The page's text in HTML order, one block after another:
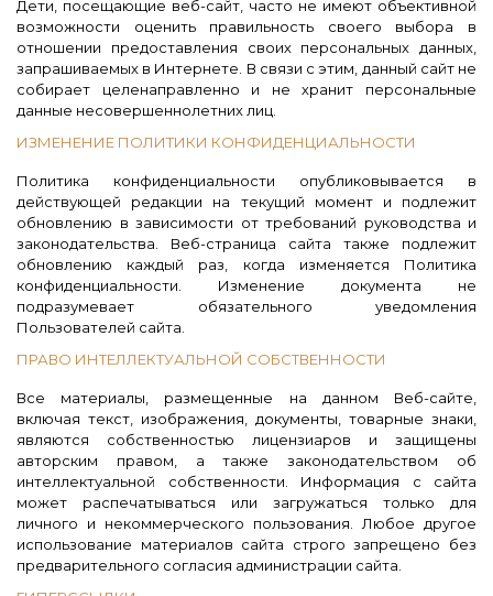
Дети, посещающие веб-сайт, часто не имеют объективной
возможности оценить правильность своего выбора в
отношении предоставления своих персональных данных,
запрашиваемых в Интернете. В связи с этим, данный сайт не
собирает целенаправленно и не хранит персональные
данные несовершеннолетних лиц.
ИЗМЕНЕНИЕ ПОЛИТИКИ КОНФИДЕНЦИАЛЬНОСТИ
Политика конфиденциальности опубликовывается в
действующей редакции на текущий момент и подлежит
обновлению в зависимости от требований руководства и
законодательства. Веб-страница сайта также подлежит
обновлению каждый раз, когда изменяется Политика
конфиденциальности. Изменение документа не
подразумевает обязательного уведомления
Пользователей сайта.
ПРАВО ИНТЕЛЛЕКТУАЛЬНОЙ СОБСТВЕННОСТИ
Все материалы, размещенные на данном Веб-сайте,
включая текст, изображения, документы, товарные знаки,
являются собственностью лицензиаров и защищены
авторским правом, а также законодательством об
интеллектуальной собственности. Информация с сайта
может распечатываться или загружаться только для
личного и некоммерческого пользования. Любое другое
использование материалов сайта строго запрещено без
предварительного согласия администрации сайта.